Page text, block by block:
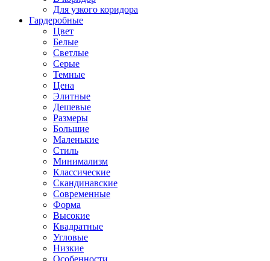
Для узкого коридора
Гардеробные
Цвет
Белые
Светлые
Серые
Темные
Цена
Элитные
Дешевые
Размеры
Большие
Маленькие
Стиль
Минимализм
Классические
Скандинавские
Современные
Форма
Высокие
Квадратные
Угловые
Низкие
Особенности